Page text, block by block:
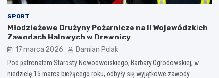
SPORT
Młodzieżowe Drużyny Pożarnicze na II Wojewódzkich
Zawodach Halowych w Drewnicy
17 marca 2026 Damian Polak
Pod patronatem Starosty Nowodworskiego, Barbary Ogrodowskiej, w
niedzielę 15 marca bieżącego roku, odbyły się wyjątkowe zawody…